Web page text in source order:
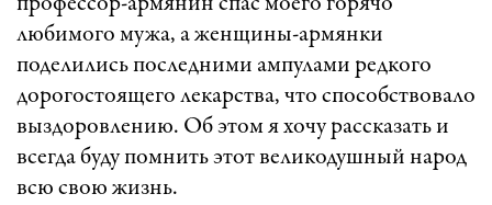
любимого мужа, а женщины-армянки
поделились последними ампулами редкого
дорогостоящего лекарства, что способствовало
выздоровлению. Об этом я хочу рассказать и
всегда буду помнить этот великодушный народ
всю свою жизнь.